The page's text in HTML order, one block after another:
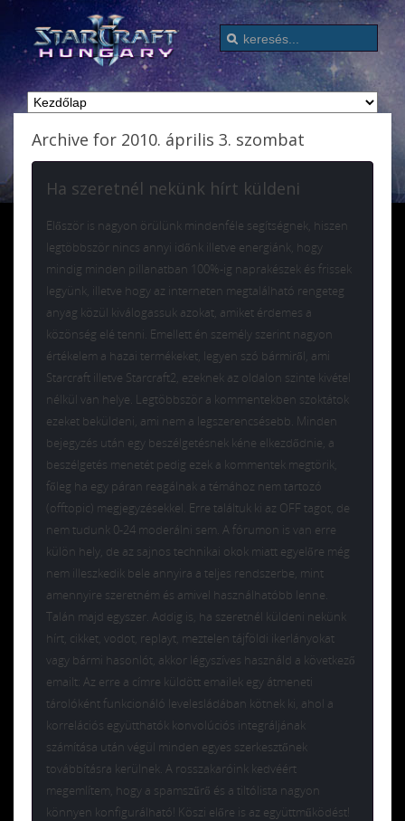
Archive for 2010. április 3. szombat
Ha szeretnél nekünk hírt küldeni
Először is nagyon örülünk mindenféle segítségnek, hiszen
legtöbbször nincs annyi időnk illetve energiánk, hogy
mindig minden pillanatban 100%-ig naprakészek és frissek
legyünk, illetve hogy az interneten megtalálható rengeteg
anyag közül kiválogassuk azokat, amiket érdemes a
közönség elé tenni. Emellett én személy szerint nagyon
értékelem a hazai termékeket, legyen szó bármiről, ami
Starcraft illetve Starcraft2, ezeknek az oldalon szinte kivétel
nélkül van helye. Legtöbbször a kommentekben szoktátok
ezeket beküldeni, ami nem a legszerencsésebb. Minden
bejegyzés után egy beszélgetésnek kéne elkezdődnie, a
beszélgetés menetét pedig ezek a kommentek megtörik,
főleg ha egy páran reagálnak a témához nem tartozó
(offtopic) megjegyzésekkel. Erre találtuk ki az OFF tagot, de
nem tudunk 0-24 moderálni sem. A fórumon is van erre
külön hely, de az sajnos technikai okok miatt egyelőre még
nem illeszkedik bele annyira a teljes rendszerbe, mint
amennyire szeretném és amivel használhatóbb lenne.
Talán majd egyszer. Addig is, ha szeretnél küldeni nekünk
hírt, cikket, vodot, replayt, meztelen tájföldi ikerlányokat
vagy bármi hasonlót, akkor légyszíves használd a következő
emailt: Az erre a címre küldött emailek egy átmeneti
tárolóként funkcionáló levelesládában kötnek ki, ahol a
korrelációs együtthatók konvolúciós integráljának
számítása után végül minden egyes szerkesztőnek
továbbításra kerülnek. A rosszakaróink kedvéért
megemlítem, hogy a spamszűrő és a tiltólista nagyon
könnyen konfigurálható! Köszi előre is az együttműködést!